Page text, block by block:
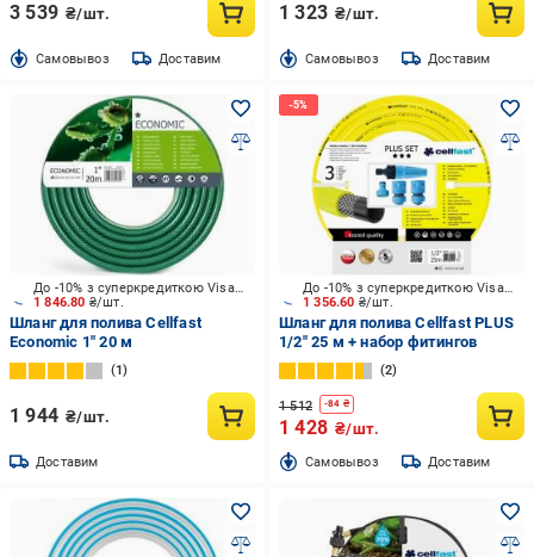
3 539 ₴/шт.
Cамовывоз Доставим
1 323 ₴/шт.
Cамовывоз Доставим
1 846.80 ₴/шт.
До -10% з суперкредиткою Visa Вигода
Шланг для полива Cellfast
Economic 1" 20 м
1
1 944 ₴/шт.
Доставим
1 356.60 ₴/шт.
До -10% з суперкредиткою Visa Вигода
Шланг для полива Cellfast PLUS
1/2" 25 м + набор фитингов
2
1 512 -84 ₴
1 428 ₴/шт.
Cамовывоз Доставим